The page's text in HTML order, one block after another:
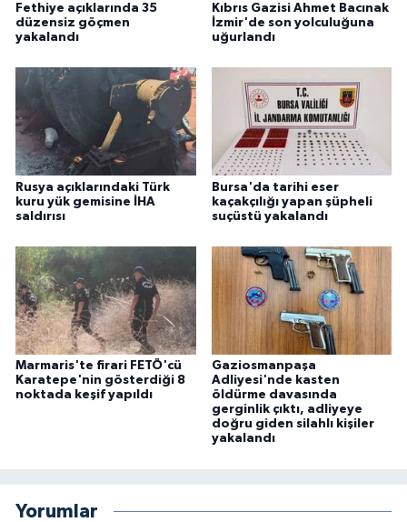
Fethiye açıklarında 35
düzensiz göçmen
yakalandı
Kıbrıs Gazisi Ahmet Bacınak
İzmir'de son yolculuğuna
uğurlandı
Rusya açıklarındaki Türk
kuru yük gemisine İHA
saldırısı
Bursa'da tarihi eser
kaçakçılığı yapan şüpheli
suçüstü yakalandı
Marmaris'te firari FETÖ'cü
Karatepe'nin gösterdiği 8
noktada keşif yapıldı
Gaziosmanpaşa
Adliyesi'nde kasten
öldürme davasında
gerginlik çıktı, adliyeye
doğru giden silahlı kişiler
yakalandı
Yorumlar